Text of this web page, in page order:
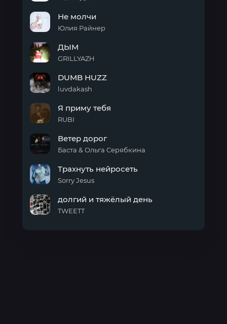
молчи
Не молчи
Юлия Райнер
ДЫМ
GRILLYAZH
HUZZ
DUMB HUZZ
luvdakash
приму
тебя
Я приму тебя
RUBI
дорог
Ветер дорог
Баста & Ольга Серябкина
нейросеть
Трахнуть нейросеть
Sorry Jesus
долгий и тяжёлый день
TWEETT